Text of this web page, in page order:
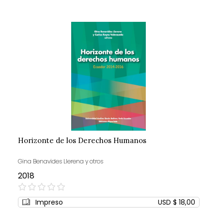
Horizonte de los Derechos Humanos
Gina Benavides Llerena y otros
2018
0%
Impreso USD $ 18,00